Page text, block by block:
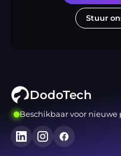
Stuur
DodoTech
Beschikbaar voor nieuwe